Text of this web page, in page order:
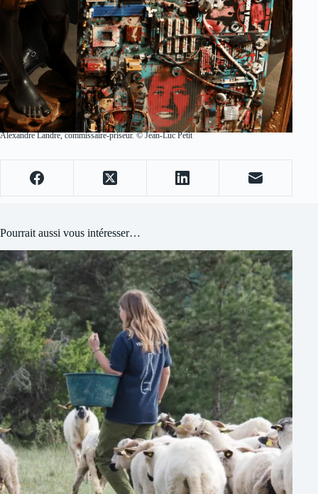
Alexandre Landre, commissaire-priseur. © Jean-Luc Petit
Pourrait aussi vous intéresser…